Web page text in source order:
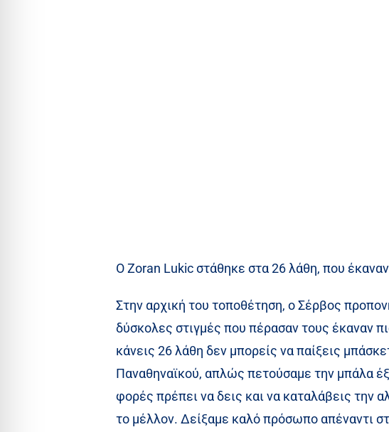
Ο Zoran Lukic στάθηκε στα 26 λάθη, που
Στην αρχική του τοποθέτηση, ο Σέρβος
δύσκολες στιγμές που πέρασαν τους έκαναν
κάνεις 26 λάθη δεν μπορείς να παίξεις
Παναθηναϊκού, απλώς πετούσαμε την μπάλα
φορές πρέπει να δεις και να καταλάβεις την
το μέλλον. Δείξαμε καλό πρόσωπο απέναντι